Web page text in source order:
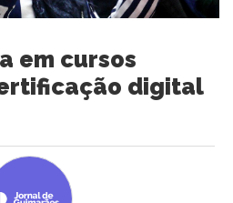
em cursos
digital